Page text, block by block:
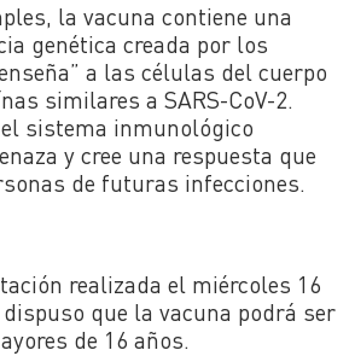
la vacuna contiene una
genética creada por los
a las células del cuerpo
similares a SARS-CoV-2.
sistema inmunológico
y cree una respuesta que
de futuras infecciones.
realizada el miércoles 16
que la vacuna podrá ser
de 16 años.